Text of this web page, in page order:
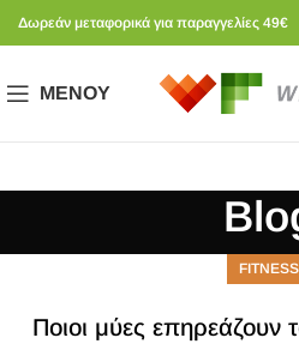
Δωρεάν μεταφορικά για παραγγελίες 49€
ΜΕΝΟΎ
FITNESS
Ποιοι μύες επηρεάζουν